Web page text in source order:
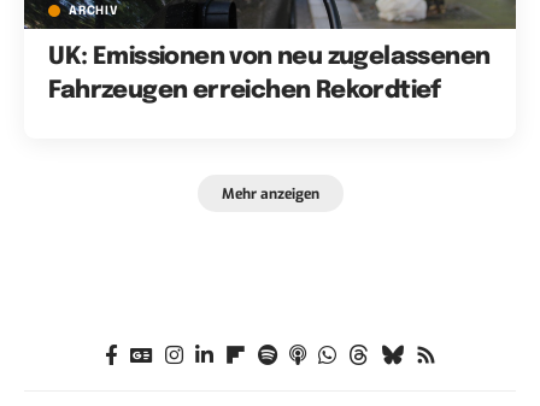
ARCHIV
UK: Emissionen von neu zugelassenen
Fahrzeugen erreichen Rekordtief
Mehr anzeigen